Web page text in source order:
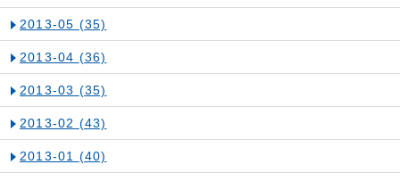
2013-05 (35)
2013-04 (36)
2013-03 (35)
2013-02 (43)
2013-01 (40)